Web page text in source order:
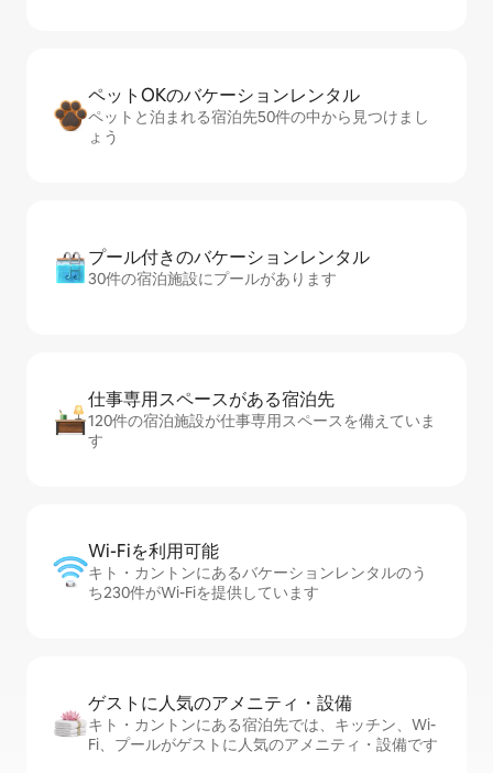
ペットOKのバ⁠ケ⁠ー⁠シ⁠ョ⁠ンレ⁠ン⁠タ⁠ル
ペットと泊まれる宿泊先50件の中から見つけまし
ょう
プール付きのバ⁠ケ⁠ー⁠シ⁠ョ⁠ンレ⁠ン⁠タ⁠ル
30件の宿泊施設にプールがあります
仕事専用ス⁠ペ⁠ー⁠スがあ⁠る宿⁠泊⁠先
120件の宿泊施設が仕事専用スペースを備えていま
す
Wi-Fiを利⁠用⁠可⁠能
キト・カントンにあるバケーションレンタルのう
ち230件がWi-Fiを提供しています
ゲストに人⁠気⁠のア⁠メ⁠ニ⁠テ⁠ィ・設⁠備
キト・カントンにある宿泊先では、キッチン、Wi-
Fi、プールがゲストに人気のアメニティ・設備です